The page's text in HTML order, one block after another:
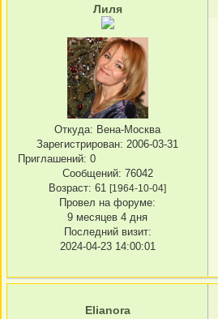
Лиля
Откуда: Вена-Москва
Зарегистрирован: 2006-03-31
Приглашений: 0
Сообщений: 76042
Возраст: 61 [1964-10-04]
Провел на форуме:
9 месяцев 4 дня
Последний визит:
2024-04-23 14:00:01
Elianora